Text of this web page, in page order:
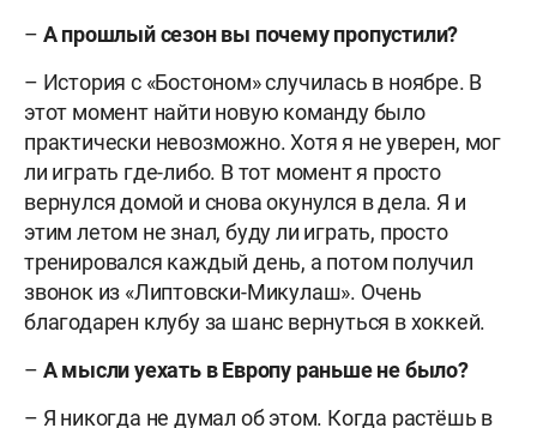
– А прошлый сезон вы почему пропустили?
– История с «Бостоном» случилась в ноябре. В
этот момент найти новую команду было
практически невозможно. Хотя я не уверен, мог
ли играть где-либо. В тот момент я просто
вернулся домой и снова окунулся в дела. Я и
этим летом не знал, буду ли играть, просто
тренировался каждый день, а потом получил
звонок из «Липтовски-Микулаш». Очень
благодарен клубу за шанс вернуться в хоккей.
– А мысли уехать в Европу раньше не было?
– Я никогда не думал об этом. Когда растёшь в